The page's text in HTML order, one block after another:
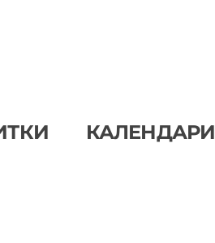
КАЛЕНДАРИ